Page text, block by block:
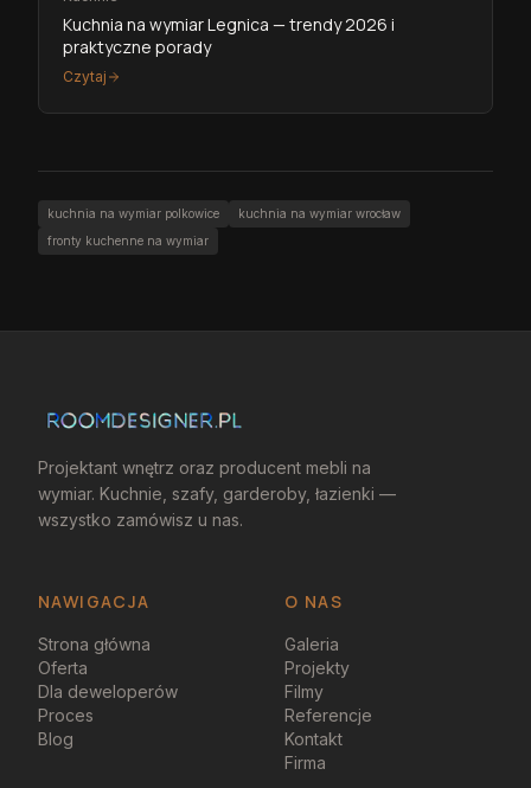
Kuchnia na wymiar Legnica — trendy 2026 i
praktyczne porady
Czytaj
kuchnia na wymiar polkowice
kuchnia na wymiar wrocław
fronty kuchenne na wymiar
Projektant wnętrz oraz producent mebli na
wymiar. Kuchnie, szafy, garderoby, łazienki —
wszystko zamówisz u nas.
NAWIGACJA O NAS
Strona główna
Oferta
Dla deweloperów
Proces
Blog
Galeria
Projekty
Filmy
Referencje
Kontakt
Firma